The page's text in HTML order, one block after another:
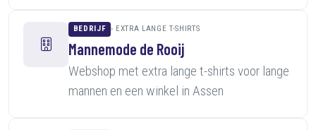
BEDRIJF EXTRA LANGE T-SHIRTS
Mannemode de Rooij
Webshop met extra lange t-shirts voor lange
mannen en een winkel in Assen